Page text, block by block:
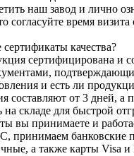
наш завод и лично
согласуйте время
качества?
сертифицирована и
и есть ли
составляют от 3 дней, а
на складе для быстрой
вы принимаете и
принимаем банковские
а также карты Visa и